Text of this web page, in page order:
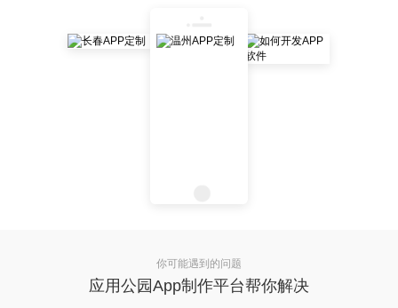
你可能遇到的问题
应用公园App制作平台帮你解决